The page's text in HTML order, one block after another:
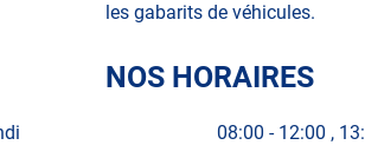
les gabarits de véhicules.
NOS HORAIRES
08:00 - 12:00